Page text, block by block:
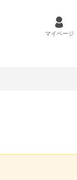
マイページ